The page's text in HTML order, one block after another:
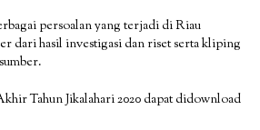
persoalan yang terjadi di Riau
dari hasil investigasi dan riset serta kliping
Tahun Jikalahari 2020 dapat didownload